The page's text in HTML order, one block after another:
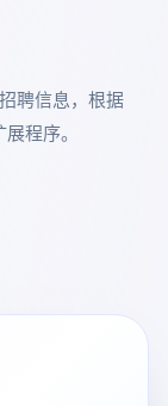
聘信息，根据
程序。